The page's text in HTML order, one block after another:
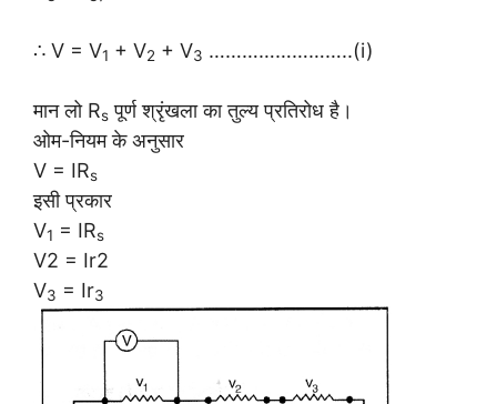
∴ V = V1 + V2 + V3 ……………………..(i)
मान लो Rs पूर्ण श्रृंखला का तुल्य प्रतिरोध है।
ओम-नियम के अनुसार
V = IRs
इसी प्रकार
V1 = IRs
V2 = Ir2
V3 = Ir3